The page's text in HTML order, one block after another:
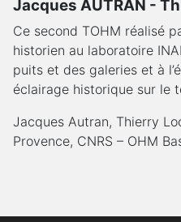
Jacques AUTRAN -
Ce second TOHM réalisé
historien au laboratoire
puits et des galeries et à
éclairage historique sur le
Jacques Autran, Thierry
Provence, CNRS – OHM